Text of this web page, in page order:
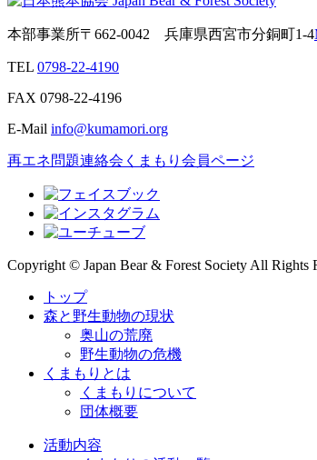
本部事業所〒662-0042 兵庫県西宮市分銅町1-4
TEL 0798-22-4190
FAX 0798-22-4196
E-Mail info@kumamori.org
再エネ問題連絡会 くまもり会員ページ
Copyright © Japan Bear & Forest Society All Rights
トップ
森と野生動物の現状
奥山の荒廃
野生動物の危機
くまもりとは
くまもりについて
団体概要
活動内容